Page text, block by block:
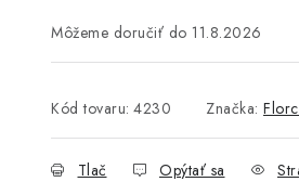
11.8.2026
Kód tovaru: 4230 Značka:
Tlač Opýtať sa